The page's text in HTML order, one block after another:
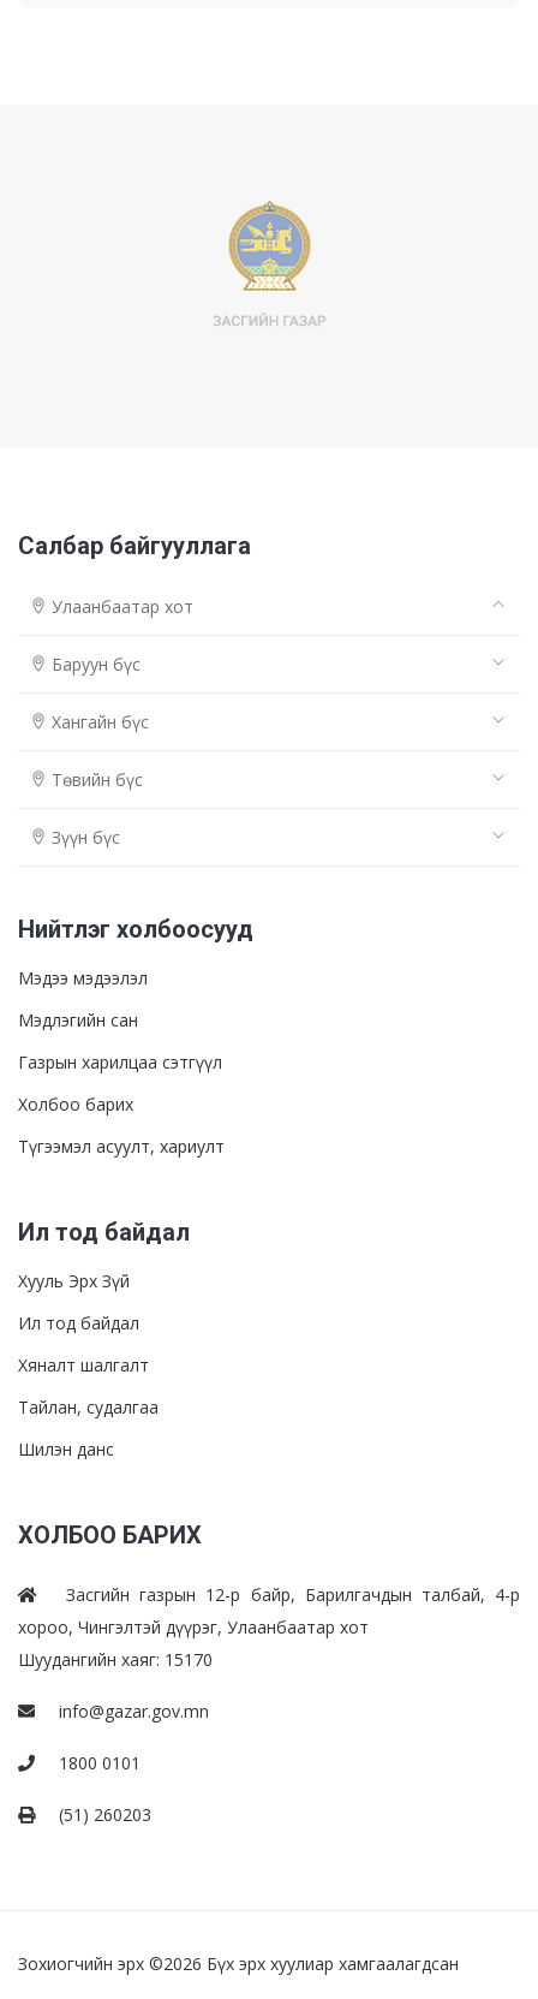
Салбар байгууллага
Улаанбаатар хот
Баруун бүс
Хангайн бүс
Төвийн бүс
Зүүн бүс
Нийтлэг холбоосууд
Мэдээ мэдээлэл
Мэдлэгийн сан
Газрын харилцаа сэтгүүл
Холбоо барих
Түгээмэл асуулт, хариулт
Ил тод байдал
Хууль Эрх Зүй
Ил тод байдал
Хяналт шалгалт
Тайлан, судалгаа
Шилэн данс
ХОЛБОО БАРИХ
Засгийн газрын 12-р байр, Барилгачдын талбай, 4-р
хороо, Чингэлтэй дүүрэг, Улаанбаатар хот
Шуудангийн хаяг: 15170
info@gazar.gov.mn
1800 0101
(51) 260203
Зохиогчийн эрх ©2026 Бүх эрх хуулиар хамгаалагдсан